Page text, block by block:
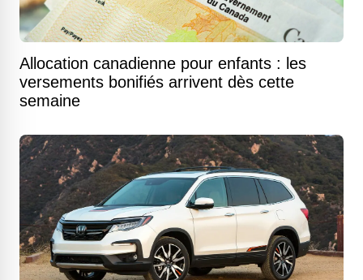
Allocation canadienne pour enfants : les
versements bonifiés arrivent dès cette
semaine